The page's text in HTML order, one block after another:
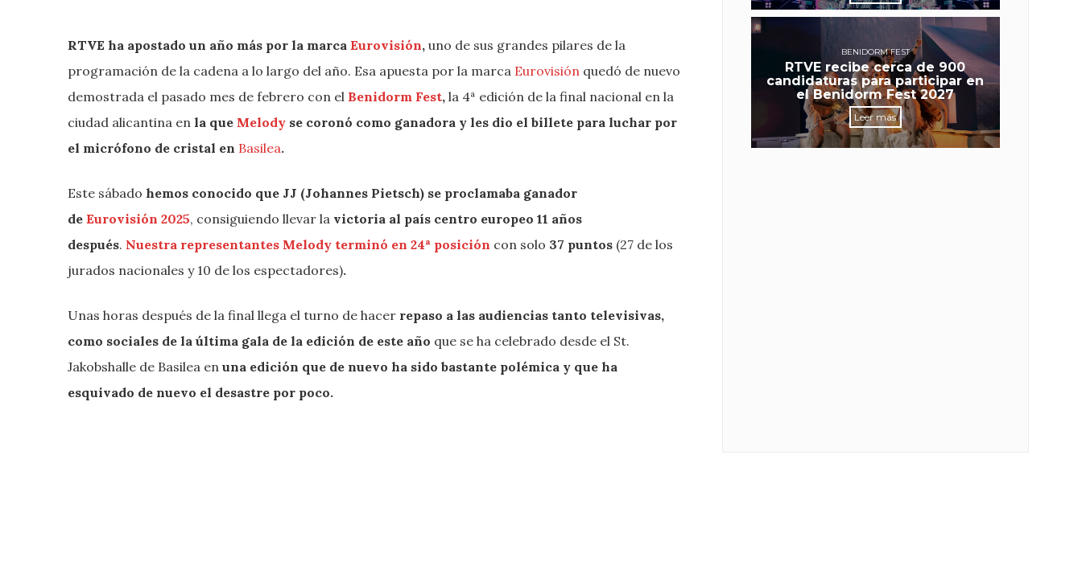
RTVE ha apostado un año más por la marca Eurovisión, uno de sus grandes pilares de la
programación de la cadena a lo largo del año. Esa apuesta por la marca Eurovisión quedó de nuevo
demostrada el pasado mes de febrero con el Benidorm Fest, la 4ª edición de la final nacional en la
ciudad alicantina en la que Melody se coronó como ganadora y les dio el billete para luchar por
el micrófono de cristal en Basilea.
Este sábado hemos conocido que JJ (Johannes Pietsch) se proclamaba ganador
de Eurovisión 2025, consiguiendo llevar la victoria al país centro europeo 11 años
después. Nuestra representantes Melody terminó en 24ª posición con solo 37 puntos (27 de los
jurados nacionales y 10 de los espectadores).
Unas horas después de la final llega el turno de hacer repaso a las audiencias tanto televisivas,
como sociales de la última gala de la edición de este año que se ha celebrado desde el St.
Jakobshalle de Basilea en una edición que de nuevo ha sido bastante polémica y que ha
esquivado de nuevo el desastre por poco.
BENIDORM FEST
RTVE recibe cerca de 900
candidaturas para participar en
el Benidorm Fest 2027
Leer más